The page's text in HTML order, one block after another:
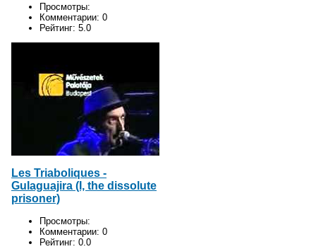
Просмотры:
Комментарии: 0
Рейтинг: 5.0
Les Triaboliques -
Gulaguajira (I, the dissolute
prisoner)
Просмотры:
Комментарии: 0
Рейтинг: 0.0